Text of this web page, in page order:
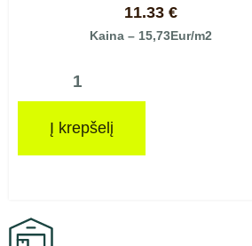
11.33 €
Kaina – 15,73Eur/m2
Į krepšelį